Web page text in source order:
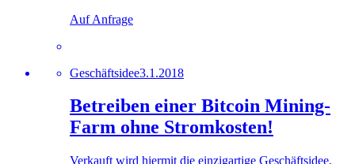
Auf Anfrage
Geschäftsidee3.1.2018
Betreiben einer Bitcoin Mining-
Farm ohne Stromkosten!
Verkauft wird hiermit die einzigartige Geschäftsidee,